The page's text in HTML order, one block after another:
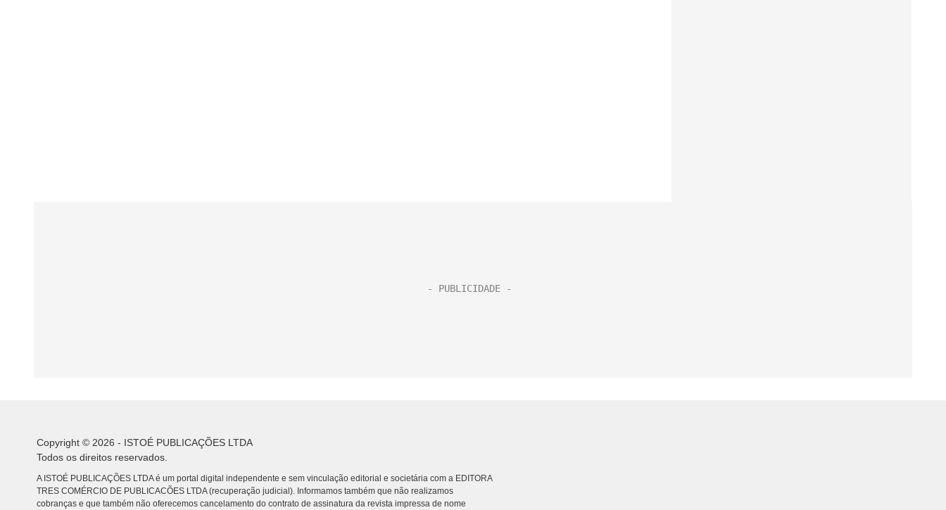
Copyright © 2026 - ISTOÉ PUBLICAÇÕES LTDA
Todos os direitos reservados.
A ISTOÉ PUBLICAÇÕES LTDA é um portal digital independente e sem vinculação editorial e societária com a EDITORA
TRES COMÉRCIO DE PUBLICACÕES LTDA (recuperação judicial). Informamos também que não realizamos
cobranças e que também não oferecemos cancelamento do contrato de assinatura da revista impressa de nome